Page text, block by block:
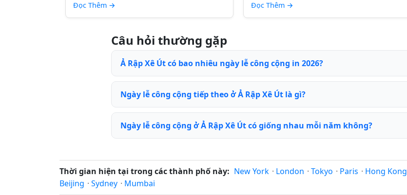
Đọc Thêm →
Đọc Thêm →
Câu hỏi thường gặp
Ả Rập Xê Út có bao nhiêu ngày lễ công cộng in 2026?
Ngày lễ công cộng tiếp theo ở Ả Rập Xê Út là gì?
Ngày lễ công cộng ở Ả Rập Xê Út có giống nhau mỗi năm không?
Thời gian hiện tại trong các thành phố này: New York · London · Tokyo · Paris · Hong Kong
Beijing · Sydney · Mumbai